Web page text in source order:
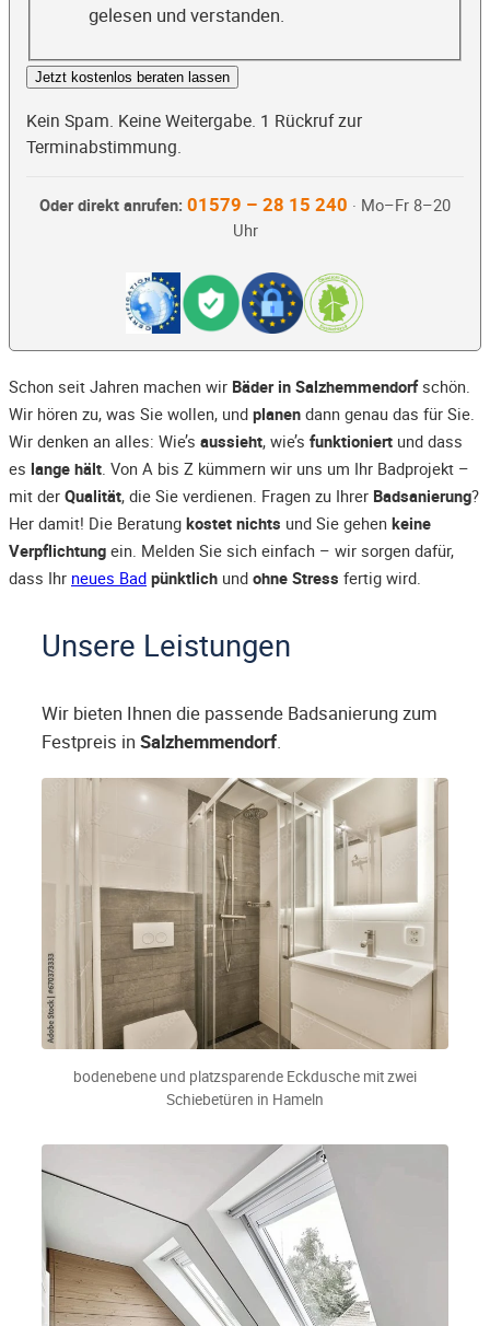
gelesen und verstanden.
Jetzt kostenlos beraten lassen
Kein Spam. Keine Weitergabe. 1 Rückruf zur
Terminabstimmung.
Oder direkt anrufen: 01579 – 28 15 240 · Mo–Fr 8–20
Uhr
Schon seit Jahren machen wir Bäder in Salzhemmendorfschön.
Wir hören zu, was Sie wollen, und planen dann genau das für Sie.
Wir denken an alles: Wie’s aussieht, wie’s funktioniert und dass
es lange hält. Von A bis Z kümmern wir uns um Ihr Badprojekt –
mit der Qualität, die Sie verdienen. Fragen zu Ihrer Badsanierung?
Her damit! Die Beratung kostet nichts und Sie gehen keine
Verpflichtung ein. Melden Sie sich einfach – wir sorgen dafür,
dass Ihr neues Bad pünktlich und ohne Stress fertig wird.
Unsere Leistungen
Wir bieten Ihnen die passende Badsanierung zum
Festpreis in Salzhemmendorf.
bodenebene und platzsparende Eckdusche mit zwei
Schiebetüren in Hameln